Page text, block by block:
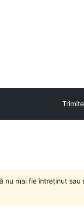
nu mai fie întreținut